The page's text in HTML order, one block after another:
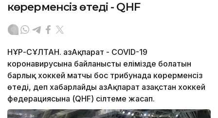
көрерменсіз өтеді - QHF
НҰР-СҰЛТАН. ҚазАқпарат - COVID-19
коронавирусына байланысты елімізде болатын
барлық хоккей матчы бос трибунада көрерменсіз
өтеді, деп хабарлайды ҚазАқпарат Қазақстан хоккей
федерациясына (QHF) сілтеме жасап.